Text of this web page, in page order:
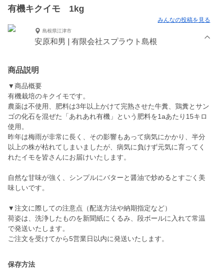
有機キクイモ 1kg
みんなの投稿を見る
島根県江津市
安原和男 | 有限会社スプラウト島根
商品説明
▼商品概要
有機栽培のキクイモです。
農薬は不使用、肥料は3年以上かけて完熟させた牛糞、鶏糞とサン
ゴの化石を混ぜた「あれあれ有機」という肥料を1aあたり15キロ
使用。
昨年は梅雨が非常に長く、その影響もあって病気にかかり、半分
以上の株が枯れてしまいましたが、病気に負けず元気に育ってく
れたイモを皆さんにお届けいたします。
自然な甘味が強く、シンプルにバターと醤油で炒めるとすごく美
味しいです。
▼注文に際しての注意点（配送方法や納期指定など）
荷姿は、洗浄したものを新聞紙にくるみ、段ボールに入れて常温
で発送いたします。
ご注文を受けてから5営業日以内に発送いたします。
保存方法